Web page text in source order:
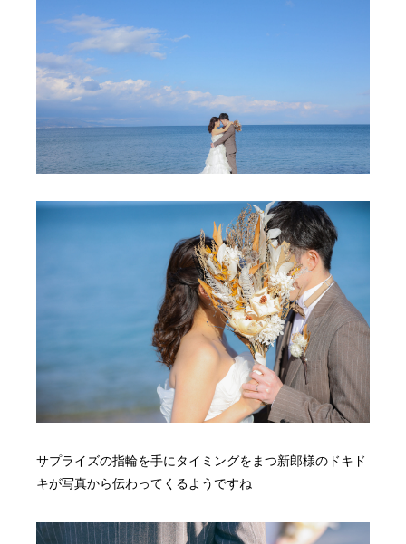
サプライズの指輪を手にタイミングをまつ新郎様のドキド
キが写真から伝わってくるようですね